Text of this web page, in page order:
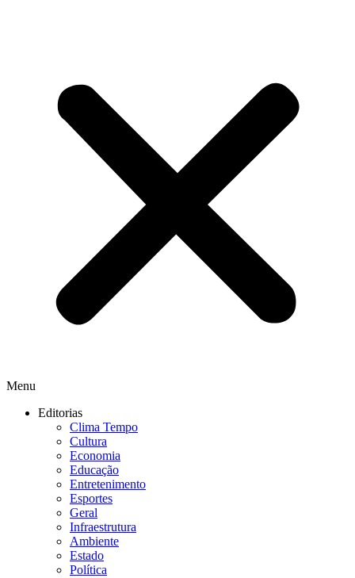
Menu
Editorias
Clima Tempo
Cultura
Economia
Educação
Entretenimento
Esportes
Geral
Infraestrutura
Ambiente
Estado
Política